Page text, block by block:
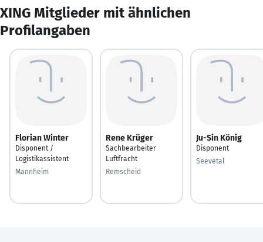
XING Mitglieder mit ähnlichen
Profilangaben
Florian Winter
Disponent /
Logistikassistent
Mannheim
Rene Krüger
Sachbearbeiter
Luftfracht
Remscheid
Ju-Sin König
Disponent
Seevetal